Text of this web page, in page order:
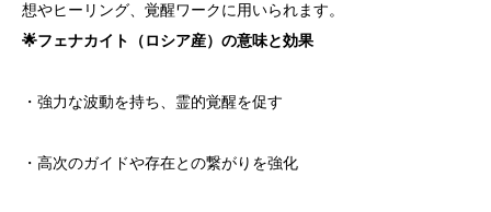
想やヒーリング、覚醒ワークに用いられます。
🌟フェナカイト（ロシア産）の意味と効果
・強力な波動を持ち、霊的覚醒を促す
・高次のガイドや存在との繋がりを強化